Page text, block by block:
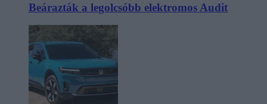
Beárazták a legolcsóbb elektromos Audit